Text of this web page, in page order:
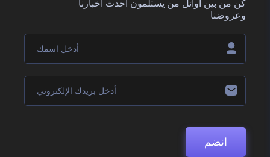
كن من بين أوائل من يستلمون أحدث أخبارنا
وعروضنا
انضم